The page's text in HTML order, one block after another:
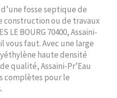
fosse septique de
construction ou de travaux
LE BOURG 70400, Assaini-
vous faut. Avec une large
haute densité
qualité, Assaini-Pr’Eau
complètes pour le